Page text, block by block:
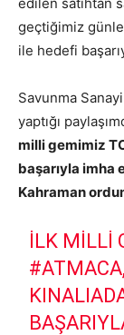
geçtiğimiz
ile hedefi
Savunma
yaptığı
milli gemimiz
başarıyla imha
Kahraman
İLK MILLI
#ATMACA